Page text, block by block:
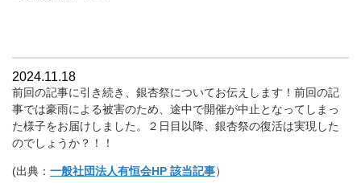
2024.11.18
前回の記事に引き続き、銀杏祭についてお伝えします！前回の記
事では豪雨による被害のため、途中で開催が中止となってしまっ
た様子をお届けしました。２日目以降、銀杏祭の復活は実現した
のでしょうか？！！
(出典： 一般社団法人有恒会HP 該当記事）